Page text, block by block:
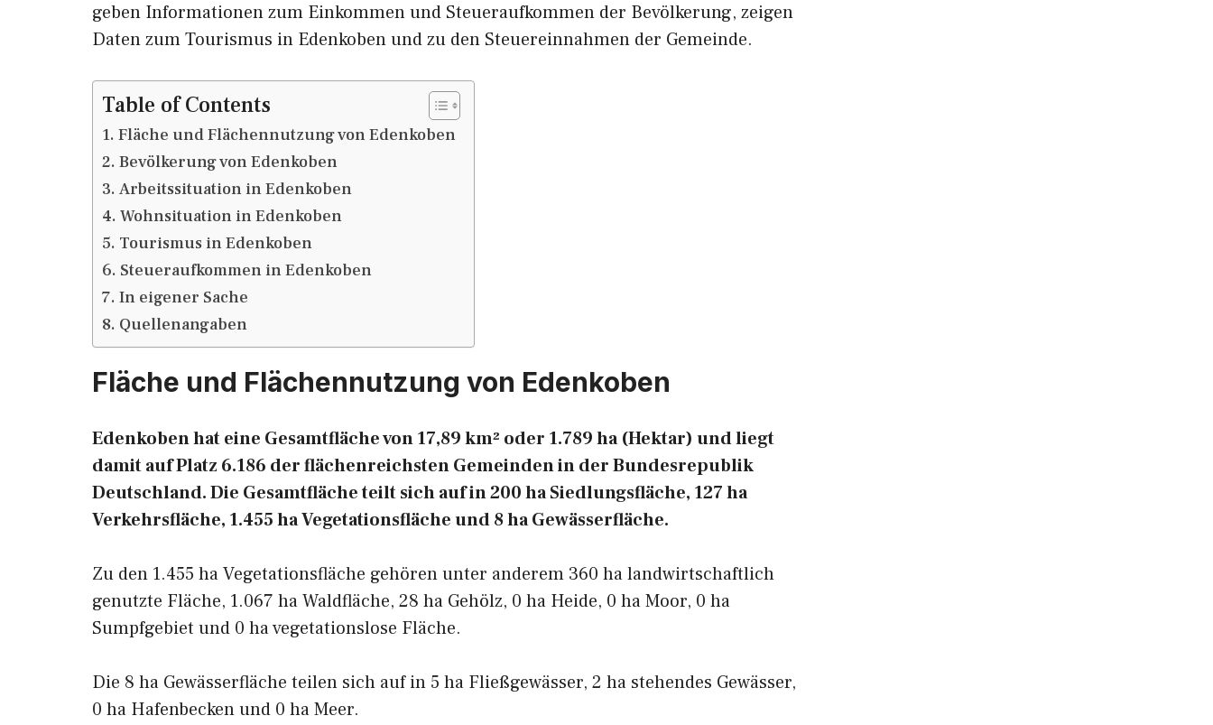
geben Informationen zum Einkommen und Steueraufkommen der Bevölkerung, zeigen
Daten zum Tourismus in Edenkoben und zu den Steuereinnahmen der Gemeinde.
Table of Contents
Fläche und Flächennutzung von Edenkoben
Bevölkerung von Edenkoben
Arbeitssituation in Edenkoben
Wohnsituation in Edenkoben
Tourismus in Edenkoben
Steueraufkommen in Edenkoben
In eigener Sache
Quellenangaben
Fläche und Flächennutzung von Edenkoben
Edenkoben hat eine Gesamtfläche von 17,89 km² oder 1.789 ha (Hektar) und liegt
damit auf Platz 6.186 der flächenreichsten Gemeinden in der Bundesrepublik
Deutschland. Die Gesamtfläche teilt sich auf in 200 ha Siedlungsfläche, 127 ha
Verkehrsfläche, 1.455 ha Vegetationsfläche und 8 ha Gewässerfläche.
Zu den 1.455 ha Vegetationsfläche gehören unter anderem 360 ha landwirtschaftlich
genutzte Fläche, 1.067 ha Waldfläche, 28 ha Gehölz, 0 ha Heide, 0 ha Moor, 0 ha
Sumpfgebiet und 0 ha vegetationslose Fläche.
Die 8 ha Gewässerfläche teilen sich auf in 5 ha Fließgewässer, 2 ha stehendes Gewässer,
0 ha Hafenbecken und 0 ha Meer.